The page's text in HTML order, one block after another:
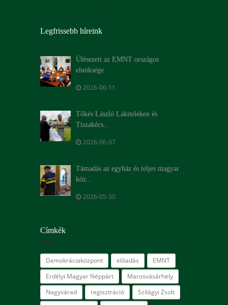
Legfrissebb híreink
Ülésezett az EMNT országos
elnöksége
2026-06-11
Tőkés László Lakiteleken és
Tiszakécs...
2026-06-07
Támadás az egyház és teljes magyar
köz...
2026-05-30
Címkék
Demokráciaközpont előadás
EMNT
Erdélyi Magyar Néppárt
Marosvásárhely
Nagyvárad
regisztráció
Szilágyi Zsolt